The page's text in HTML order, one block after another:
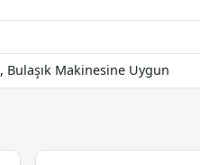
Bulaşık Makinesine Uygun